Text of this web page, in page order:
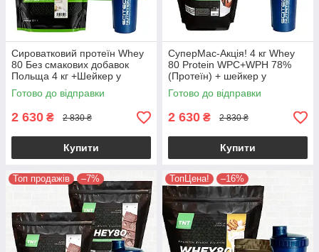
Сироватковий протеїн Whey
80 Без смакових добавок
Польща 4 кг +Шейкер у
подарунок
Готово до відправки
2 630 ₴ 2 830 ₴
Купити
СуперМас-Акція! 4 кг Whey
80 Protein WPC+WPH 78%
(Протеїн) + шейкер у
подарунок!
Готово до відправки
2 630 ₴ 2 830 ₴
Купити
Топ продажів –7% ТопЦена! –16%